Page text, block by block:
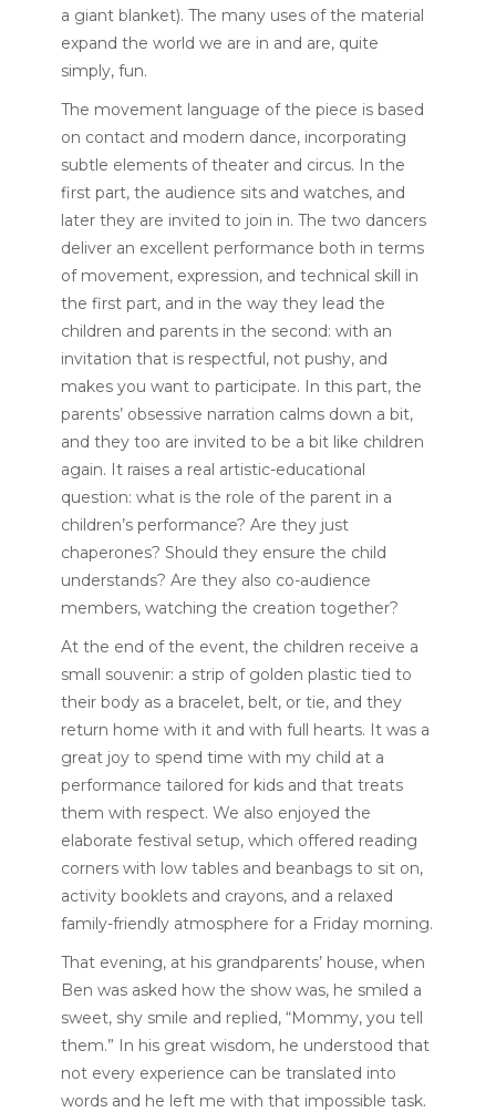
a giant blanket). The many uses of the material
expand the world we are in and are, quite
simply, fun.
The movement language of the piece is based
on contact and modern dance, incorporating
subtle elements of theater and circus. In the
first part, the audience sits and watches, and
later they are invited to join in. The two dancers
deliver an excellent performance both in terms
of movement, expression, and technical skill in
the first part, and in the way they lead the
children and parents in the second: with an
invitation that is respectful, not pushy, and
makes you want to participate. In this part, the
parents’ obsessive narration calms down a bit,
and they too are invited to be a bit like children
again. It raises a real artistic-educational
question: what is the role of the parent in a
children’s performance? Are they just
chaperones? Should they ensure the child
understands? Are they also co-audience
members, watching the creation together?
At the end of the event, the children receive a
small souvenir: a strip of golden plastic tied to
their body as a bracelet, belt, or tie, and they
return home with it and with full hearts. It was a
great joy to spend time with my child at a
performance tailored for kids and that treats
them with respect. We also enjoyed the
elaborate festival setup, which offered reading
corners with low tables and beanbags to sit on,
activity booklets and crayons, and a relaxed
family-friendly atmosphere for a Friday morning.
That evening, at his grandparents’ house, when
Ben was asked how the show was, he smiled a
sweet, shy smile and replied, “Mommy, you tell
them.” In his great wisdom, he understood that
not every experience can be translated into
words and he left me with that impossible task.